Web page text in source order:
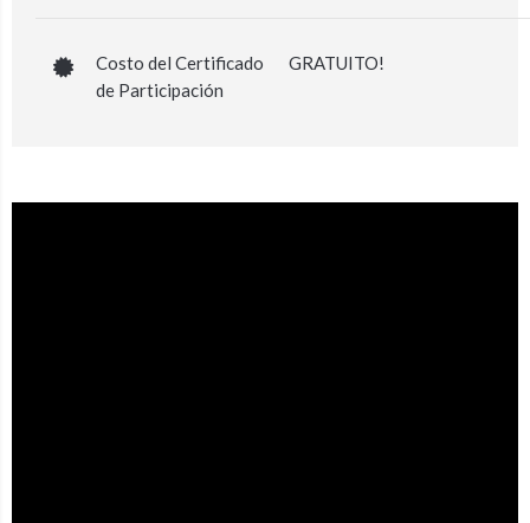
Costo del Certificado
de Participación
GRATUITO!